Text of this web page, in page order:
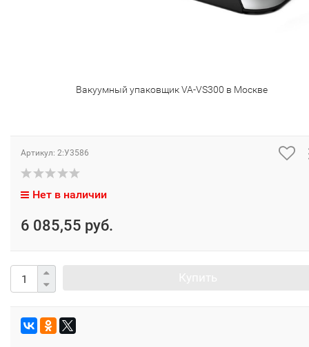
Вакуумный упаковщик VA-VS300 в Москве
Артикул: 2:У3586
Нет в наличии
6 085,55 руб.